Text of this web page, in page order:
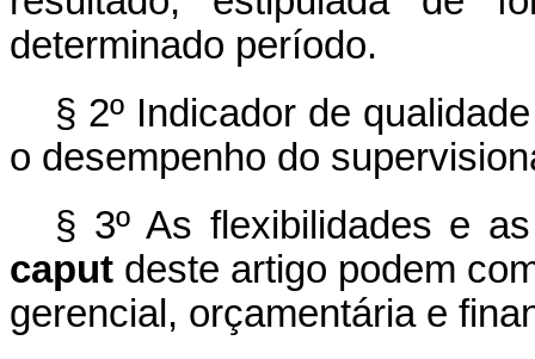
determinado período.
§ 2º Indicador de
o desempenho do
§ 3º As flexibilidades e
caput deste artigo podem
gerencial, orçamentária e